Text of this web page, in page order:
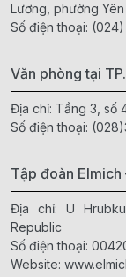
Lương, phường
Số điện thoại: (024)
Văn phòng tại
Địa chỉ: Tầng 3, số
Số điện thoại:
Tập đoàn
Địa chỉ: U
Republic
Số điện thoại:
Website: